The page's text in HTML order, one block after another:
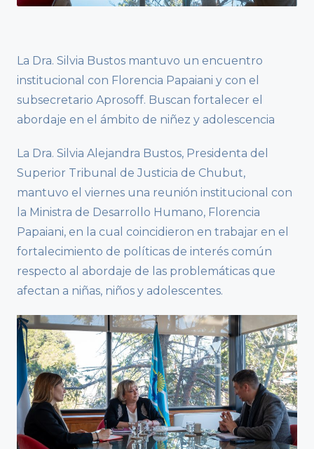
La Dra. Silvia Bustos mantuvo un encuentro
institucional con Florencia Papaiani y con el
subsecretario Aprosoff. Buscan fortalecer el
abordaje en el ámbito de niñez y adolescencia
La Dra. Silvia Alejandra Bustos, Presidenta del
Superior Tribunal de Justicia de Chubut,
mantuvo el viernes una reunión institucional con
la Ministra de Desarrollo Humano, Florencia
Papaiani, en la cual coincidieron en trabajar en el
fortalecimiento de políticas de interés común
respecto al abordaje de las problemáticas que
afectan a niñas, niños y adolescentes.